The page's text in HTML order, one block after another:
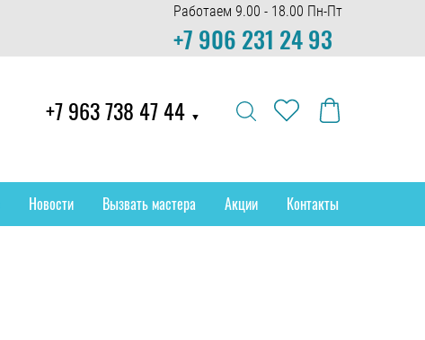
Работаем 9.00 - 18.00 Пн-Пт
+7 906 231 24 93
+7 963 738 47 44 ▼
Новости Вызвать мастера Акции Контакты